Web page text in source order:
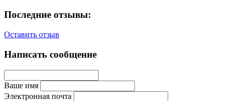
Последние отзывы:
Оставить отзыв
Написать сообщение
Ваше имя
Электронная почта